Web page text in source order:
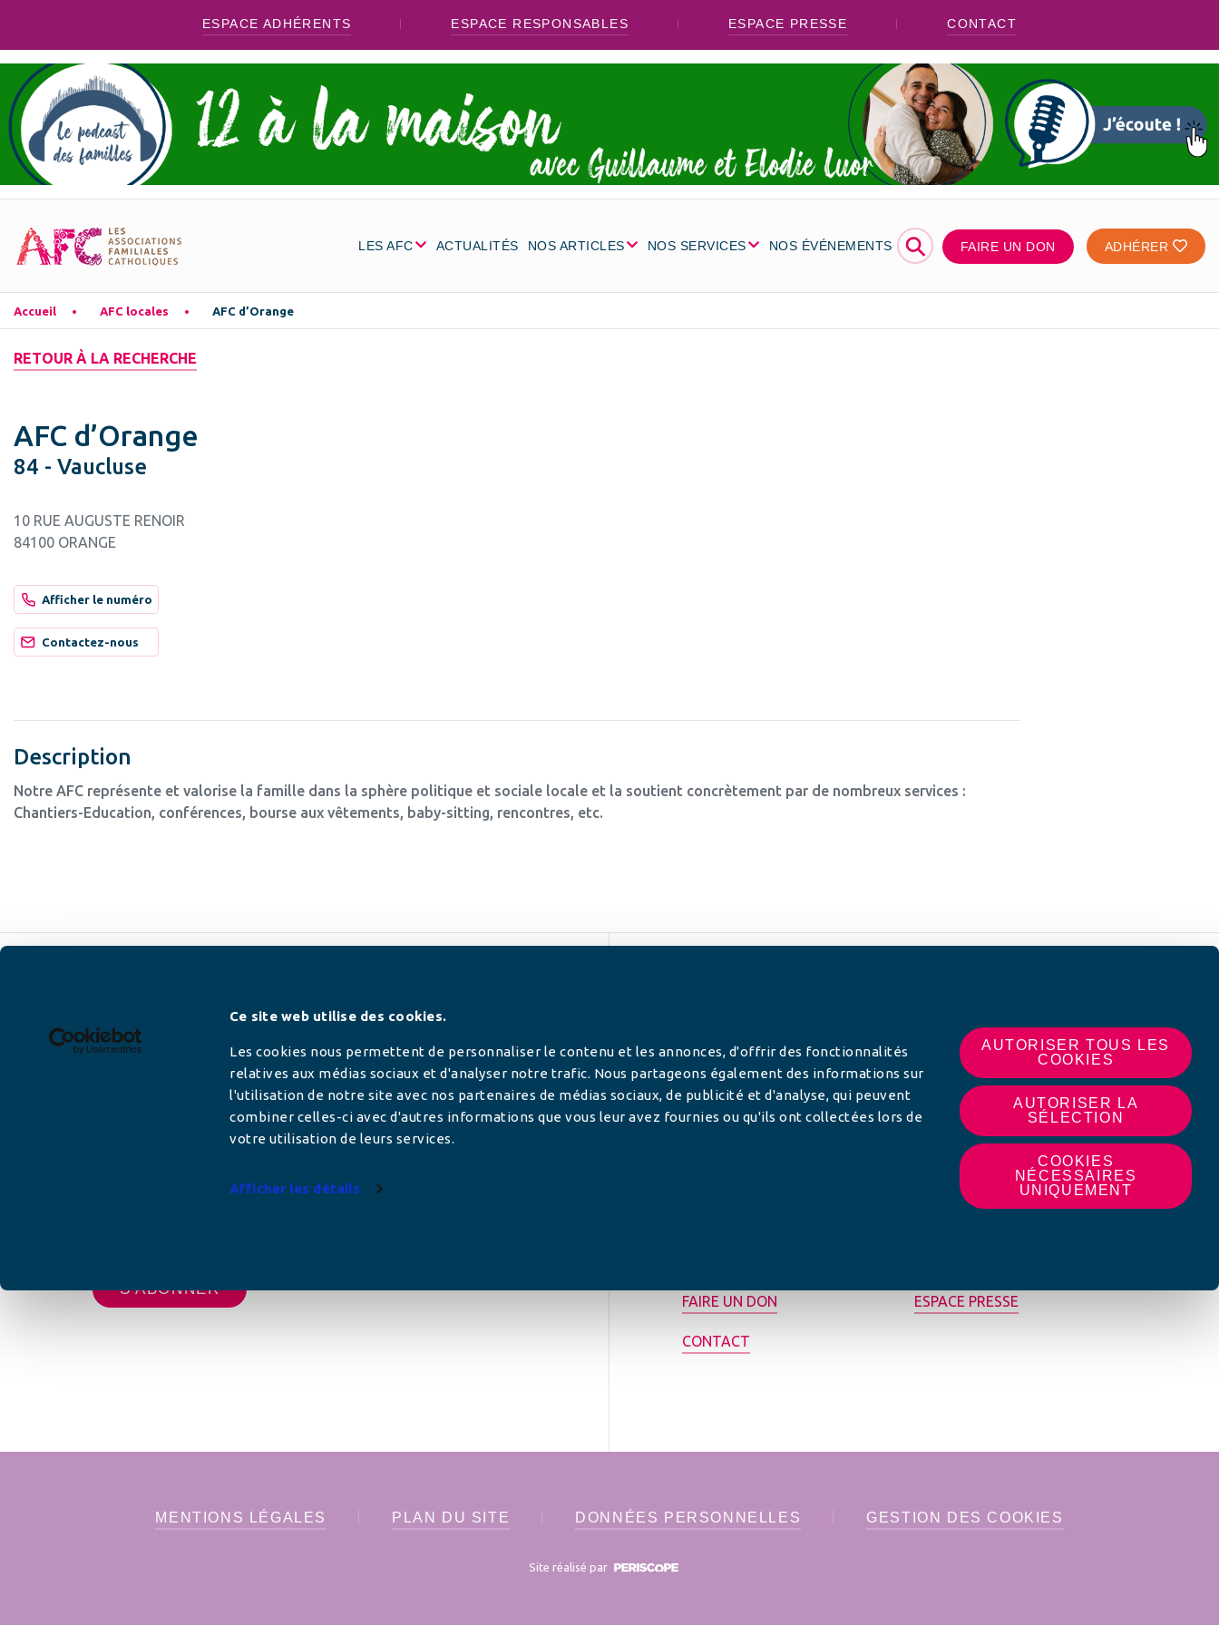
Ce site web utilise des cookies.
Les cookies nous permettent de personnaliser le contenu et les annonces, d'offrir des fonctionnalités
relatives aux médias sociaux et d'analyser notre trafic. Nous partageons également des informations sur
l'utilisation de notre site avec nos partenaires de médias sociaux, de publicité et d'analyse, qui peuvent
combiner celles-ci avec d'autres informations que vous leur avez fournies ou qu'ils ont collectées lors de
votre utilisation de leurs services.
Afficher les détails
AUTORISER TOUS LES
COOKIES
AUTORISER LA
SÉLECTION
COOKIES
NÉCESSAIRES
UNIQUEMENT
ESPACE ADHÉRENTS ESPACE RESPONSABLES ESPACE PRESSE CONTACT
LES AFC ACTUALITÉS NOS ARTICLES NOS SERVICES NOS ÉVÉNEMENTS ⚲ FAIRE UN DON ADHÉRER
Accueil AFC locales AFC d’Orange
RETOUR À LA RECHERCHE
AFC d’Orange
84 - Vaucluse
10 RUE AUGUSTE RENOIR
84100 ORANGE
Afficher le numéro
Contactez-nous
Description
Notre AFC représente et valorise la famille dans la sphère politique et sociale locale et la soutient concrètement par de nombreux services :
Chantiers-Education, conférences, bourse aux vêtements, baby-sitting, rencontres, etc.
Newsletter
FAIRE UN DON ESPACE PRESSE
CONTACT
MENTIONS LÉGALES PLAN DU SITE DONNÉES PERSONNELLES GESTION DES COOKIES
Site réalisé par